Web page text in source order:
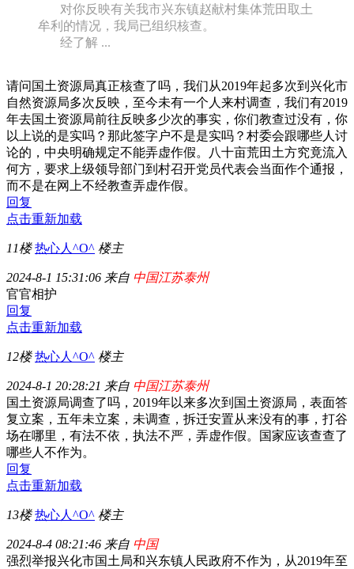
对你反映有关我市兴东镇赵献村集体荒田取土
牟利的情况，我局已组织核查。
经了解 ...
请问国土资源局真正核查了吗，我们从2019年起多次到兴化市
自然资源局多次反映，至今未有一个人来村调查，我们有2019
年去国土资源局前往反映多少次的事实，你们教查过没有，你
以上说的是实吗？那此签字户不是是实吗？村委会跟哪些人讨
论的，中央明确规定不能弄虚作假。八十亩荒田土方究竟流入
何方，要求上级领导部门到村召开党员代表会当面作个通报，
而不是在网上不经教查弄虚作假。
回复
点击重新加载
11楼 热心人^O^ 楼主
2024-8-1 15:31:06 来自 中国江苏泰州
官官相护
回复
点击重新加载
12楼 热心人^O^ 楼主
2024-8-1 20:28:21 来自 中国江苏泰州
国土资源局调查了吗，2019年以来多次到国土资源局，表面答
复立案，五年未立案，未调查，拆迁安置从来没有的事，打谷
场在哪里，有法不依，执法不严，弄虚作假。国家应该查查了
哪些人不作为。
回复
点击重新加载
13楼 热心人^O^ 楼主
2024-8-4 08:21:46 来自 中国
强烈举报兴化市国土局和兴东镇人民政府不作为，从2019年至